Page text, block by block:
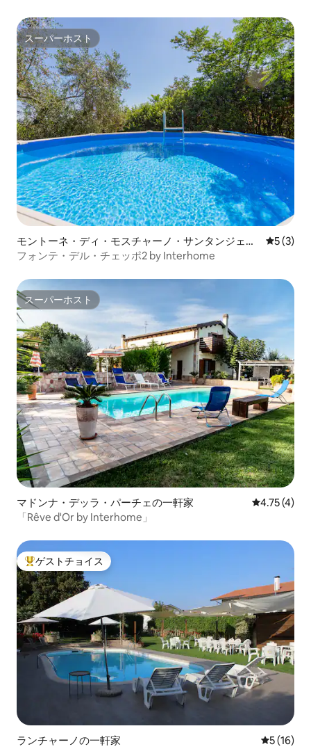
スーパーホスト
スーパーホスト
モントーネ・ディ・モスチャーノ・サンタンジェロ
の一軒家
レビュー
5 (3)
フォンテ・デル・チェッポ2 by Interhome
スーパーホスト
スーパーホスト
マドンナ・デッラ・パーチェの一軒家 レビュー4
4.75 (4)
「Rêve d'Or by Interhome」
大好評のゲストチョイスです。
ゲストチョイス
ランチャーノの一軒家 レビュー
5 (16)